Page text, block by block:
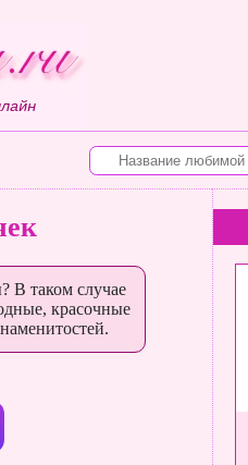
В таком случае
красочные
Большие неприятности